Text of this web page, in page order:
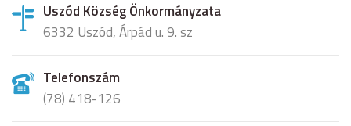
Uszód Község Önkormányzata
6332 Uszód, Árpád u. 9. sz
Telefonszám
(78) 418-126